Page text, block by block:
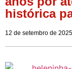
histórica
12 de setembro de 2025